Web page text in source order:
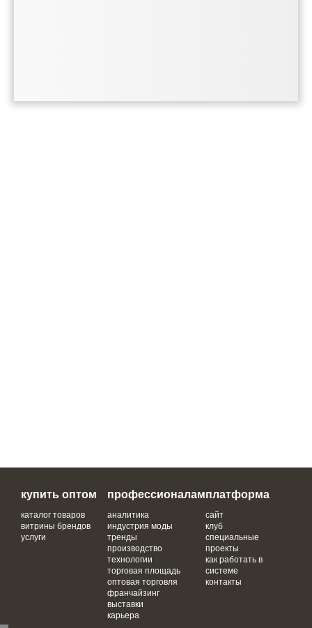
купить оптом
каталог товаров
витрины брендов
услуги
профессионалам
аналитика
индустрия моды
тренды
производство
технологии
торговая площадь
оптовая торговля
франчайзинг
выставки
карьера
платформа
сайт
клуб
специальные
проекты
как работать в
системе
контакты